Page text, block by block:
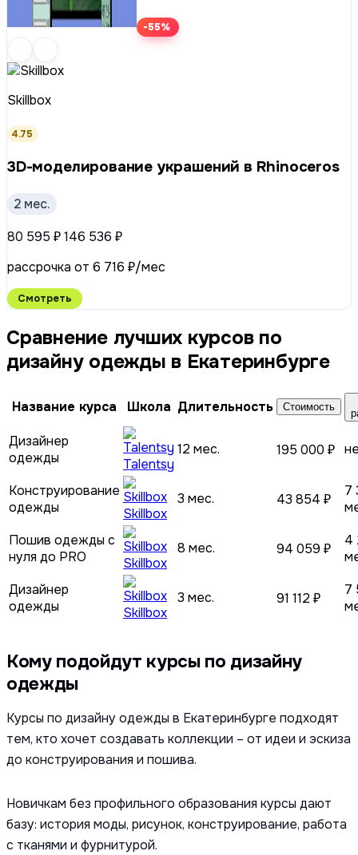
-55%
Skillbox
4.75
3D-моделирование украшений в Rhinoceros
2 мес.
80 595 ₽146 536 ₽
рассрочка от 6 716 ₽/мес
Смотреть
Сравнение лучших курсов по
дизайну одежды в Екатеринбурге
Название курса Школа Длительность Стоимость
Дизайнер
одежды
Talentsy
12 мес. 195 000 ₽
Конструирование
одежды
Skillbox
3 мес. 43 854 ₽
7
Пошив одежды с
нуля до PRO
Skillbox
8 мес. 94 059 ₽
4
Дизайнер
одежды
Skillbox
3 мес. 91 112 ₽
7
Кому подойдут курсы по дизайну
одежды
Курсы по дизайну одежды в Екатеринбурге подходят
тем, кто хочет создавать коллекции – от идеи и эскиза
до конструирования и пошива.
Новичкам без профильного образования курсы дают
базу: история моды, рисунок, конструирование, работа
с тканями и фурнитурой.